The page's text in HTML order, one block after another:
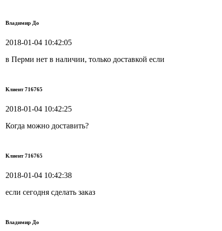
Владимир До
2018-01-04 10:42:05
в Перми нет в наличии, только доставкой если
Клиент 716765
2018-01-04 10:42:25
Когда можно доставить?
Клиент 716765
2018-01-04 10:42:38
если сегодня сделать заказ
Владимир До